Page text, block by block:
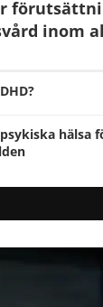
inom
hälsa